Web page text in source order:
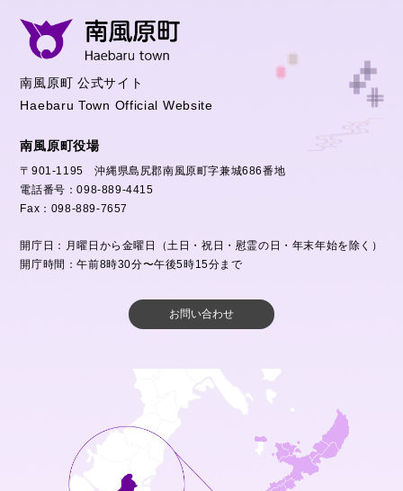
南風原町 公式サイト
Haebaru Town Official Website
南風原町役場
〒901-1195 沖縄県島尻郡南風原町字兼城686番地
電話番号：098-889-4415
Fax：098-889-7657
開庁日：月曜日から金曜日（土日・祝日・慰霊の日・年末年始を除く）
開庁時間：午前8時30分〜午後5時15分まで
お問い合わせ